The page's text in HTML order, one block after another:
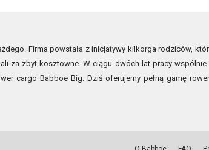
Firma powstała z inicjatywy kilkorga rodziców,
za zbyt kosztowne. W ciągu dwóch lat pracy wspólnie
cargo Babboe Big. Dziś oferujemy pełną gamę